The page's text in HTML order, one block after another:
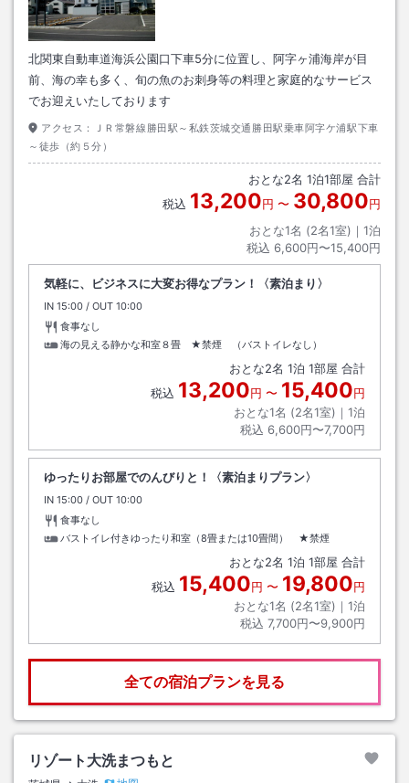
北関東自動車道海浜公園口下車5分に位置し、阿字ヶ浦海岸が目
前、海の幸も多く、旬の魚のお刺身等の料理と家庭的なサービス
でお迎えいたしております
アクセス：
ＪＲ常磐線勝田駅～私鉄茨城交通勝田駅乗車阿字ケ浦駅下車
～徒歩（約５分）
おとな2名 1泊1部屋 合計
税込 13,200円 〜 30,800円
おとな1名 (2名1室)｜ 1泊
税込 6,600円〜15,400円
気軽に、ビジネスに大変お得なプラン！〈素泊まり〉
IN チェックイン
15:00 / OUT チェックアウト
10:00
食事なし
海の見える静かな和室８畳 ★禁煙 （バストイレなし）
おとな2名 1泊 1部屋 合計
税込 13,200円 〜 15,400円
おとな1名 (2名1室)｜ 1泊
税込 6,600円〜7,700円
ゆったりお部屋でのんびりと！〈素泊まりプラン〉
IN チェックイン
15:00 / OUT チェックアウト
10:00
食事なし
バストイレ付きゆったり和室（8畳または10畳間） ★禁煙
おとな2名 1泊 1部屋 合計
税込 15,400円 〜 19,800円
おとな1名 (2名1室)｜ 1泊
税込 7,700円〜9,900円
全ての宿泊プランを見る
リゾート大洗まつもと